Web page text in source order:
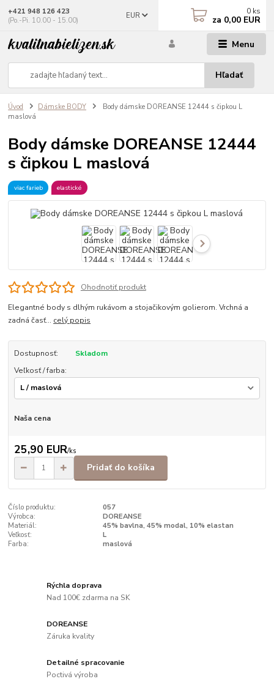
Menu
EUR
Hľadať
+421 948 126 423
(Po.-Pi. 10.00 - 15.00)
0 ks
za 0,00 EUR
Úvod Dámske BODY
Body dámske DOREANSE 12444 s čipkou L
maslová
Body dámske DOREANSE 12444
s čipkou L maslová
viac farieb elastické
Ohodnotiť produkt
Elegantné body s dlhým rukávom a stojačikovým golierom. Vrchná a
zadná časť... celý popis
Dostupnosť:
Skladom
Veľkosť / farba:
Naša cena
25,90 EUR/ks
Pridať do košíka
Číslo produktu:
057
Výrobca:
DOREANSE
Materiál:
45% bavlna, 45% modal, 10% elastan
Veľkosť:
L
Farba:
maslová
Rýchla doprava
Nad 100€ zdarma na SK
DOREANSE
Záruka kvality
Detailné spracovanie
Poctivá výroba